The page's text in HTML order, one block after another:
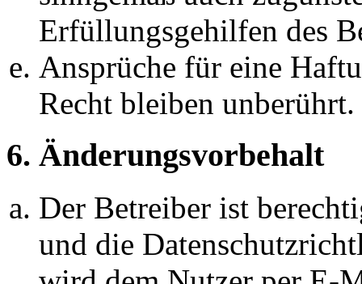
Erfüllungsgehilfen des
Ansprüche für eine
Recht bleiben unberührt.
6. Änderungsvorbehalt
Der Betreiber ist
und die